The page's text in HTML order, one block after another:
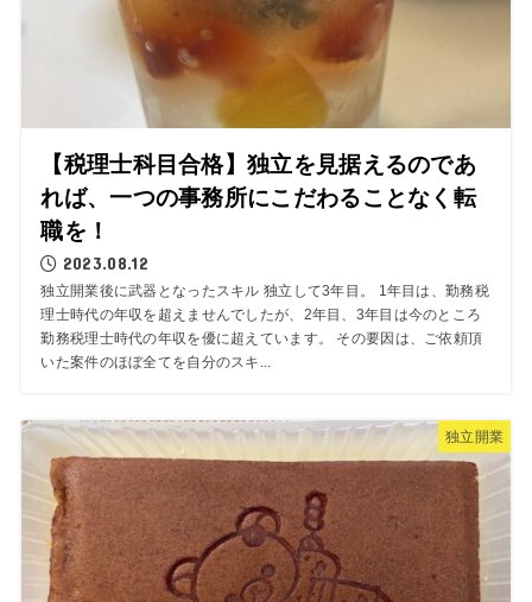
【税理士科目合格】独立を見据えるのであ
れば、一つの事務所にこだわることなく転
職を！
2023.08.12
独立開業後に武器となったスキル 独立して3年目。 1年目は、勤務税
理士時代の年収を超えませんでしたが、2年目、3年目は今のところ
勤務税理士時代の年収を優に超えています。 その要因は、ご依頼頂
いた案件のほぼ全てを自分のスキ...
独立開業